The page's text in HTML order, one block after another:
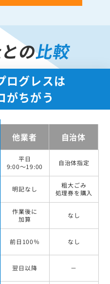
の比較
ログレスは
がちがう
他業者 自治体
平日
9:00～19:00
自治体指定
明記なし
粗大ごみ
処理券を購入
作業後に
加算
なし
前日100％ なし
翌日以降 －